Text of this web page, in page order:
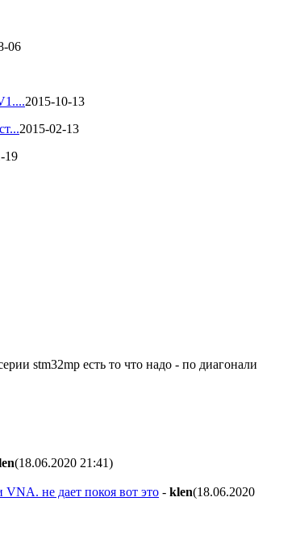
06
2015-10-13
2015-02-13
19
stm32mp есть то что надо - по диагонали
(18.06.2020 21:41)
VNA. не дает покоя вот это - klen(18.06.2020